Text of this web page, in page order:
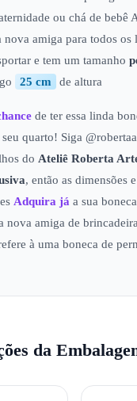
ou chá de bebê
nova amiga para todos os
e tem um tamanho
25 cm de altura
de ter essa linda
quarto! Siga
do Ateliê Roberta
, então as dimensões
Adquira já a sua
nova amiga de
à uma boneca de
da